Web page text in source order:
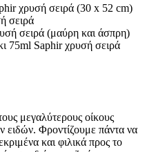
χρυσή σειρά (30 x 52 cm)
σειρά
σειρά (μαύρη και άσπρη)
75ml Saphir χρυσή σειρά
μεγαλύτερους οίκους
ειδών. Φροντίζουμε πάντα να
και φιλικά προς το